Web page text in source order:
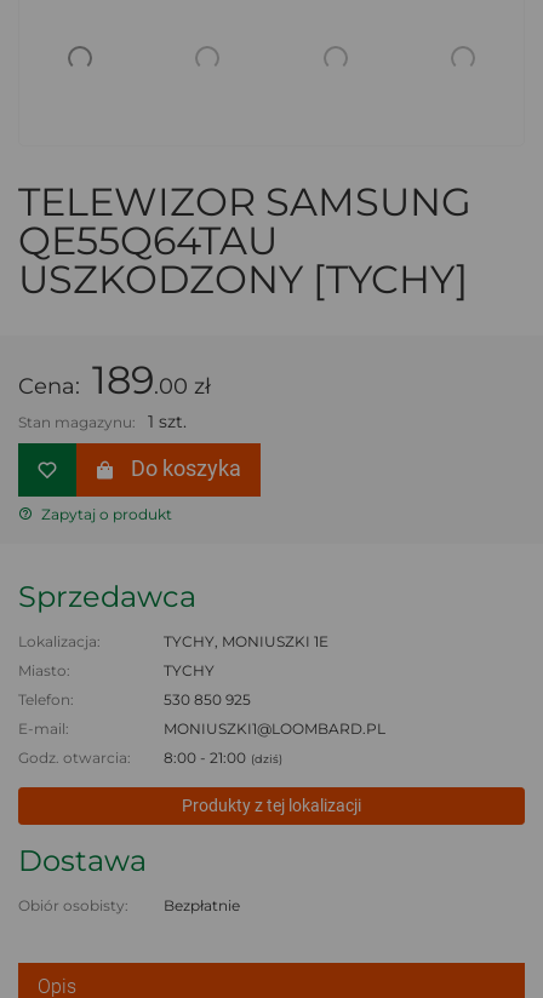
TELEWIZOR SAMSUNG
QE55Q64TAU
USZKODZONY [TYCHY]
Cena: 189.00 zł
Stan magazynu: 1 szt.
Do koszyka
Zapytaj o produkt
Sprzedawca
Lokalizacja:
TYCHY, MONIUSZKI 1E
Miasto:
TYCHY
Telefon:
530 850 925
E-mail:
MONIUSZKI1@LOOMBARD.PL
Godz. otwarcia:
8:00 - 21:00 (dziś)
Produkty z tej lokalizacji
Dostawa
Obiór osobisty: Bezpłatnie
Opis